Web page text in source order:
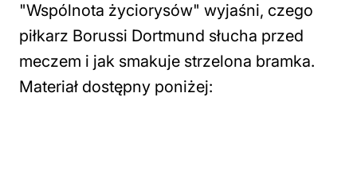
"Wspólnota życiorysów" wyjaśni, czego
piłkarz Borussi Dortmund słucha przed
meczem i jak smakuje strzelona bramka.
Materiał dostępny poniżej: